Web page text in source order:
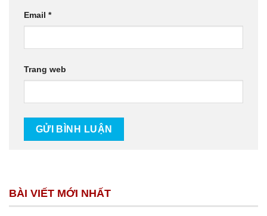
Email *
Trang web
BÀI VIẾT MỚI NHẤT